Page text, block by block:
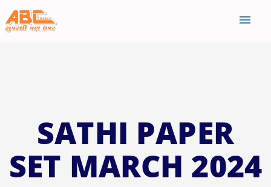
menu
SATHI PAPER
SET MARCH 2024